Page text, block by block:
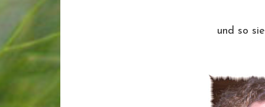
und so